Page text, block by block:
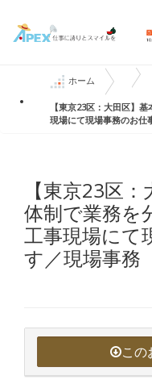
ホーム
【東京23区：大田区】
現場にて現場事務のお仕
【東京23区
体制で業務を
工事現場にて
す／現場事務
この